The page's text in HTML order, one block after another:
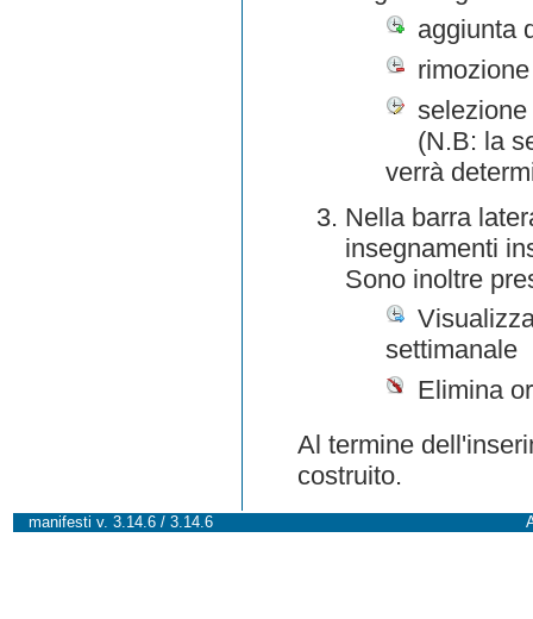
aggiunta
(N.B: la
verrà
Nella barra
insegnamenti
Sono inoltre
settimanale
Elimina
Al termine
costruito.
manifesti v. 3.14.6 / 3.14.6